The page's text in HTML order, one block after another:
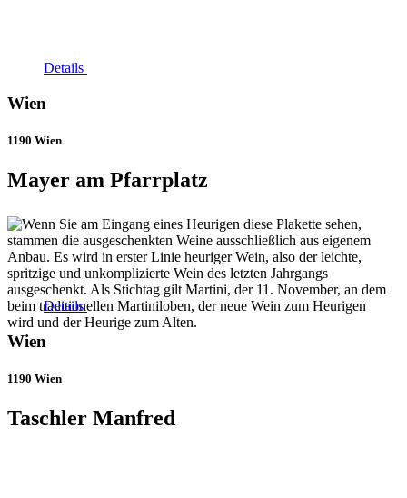
Details
Wien
1190 Wien
Mayer am Pfarrplatz
Details
Wien
1190 Wien
Taschler Manfred